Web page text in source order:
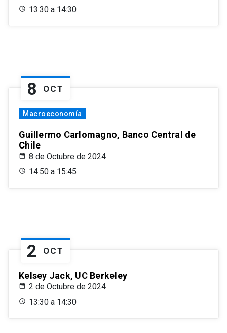
13:30 a 14:30
8 OCT
Macroeconomía
Guillermo Carlomagno, Banco Central de
Chile
8 de Octubre de 2024
14:50 a 15:45
2 OCT
Kelsey Jack, UC Berkeley
2 de Octubre de 2024
13:30 a 14:30